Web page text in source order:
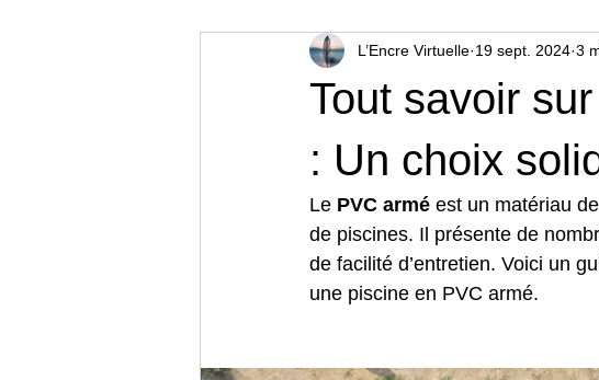
Formalités piscine
Tout savoir
: Un choix
L’Encre Virtuelle 19 sept. 2024 3
Le PVC armé est un matériau
de piscines. Il présente de
de facilité d’entretien. Voici un
une piscine en PVC armé.